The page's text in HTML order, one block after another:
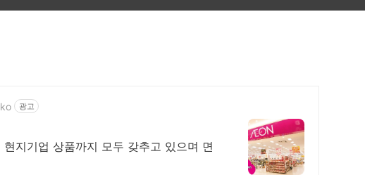
광고
지기업 상품까지 모두 갖추고 있으며 면